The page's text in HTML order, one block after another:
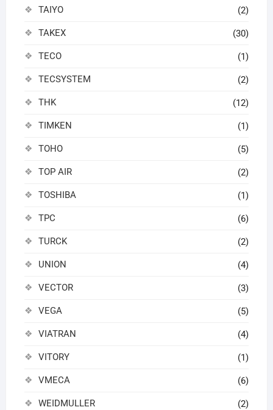
TAIYO (2)
TAKEX (30)
TECO (1)
TECSYSTEM (2)
THK (12)
TIMKEN (1)
TOHO (5)
TOP AIR (2)
TOSHIBA (1)
TPC (6)
TURCK (2)
UNION (4)
VECTOR (3)
VEGA (5)
VIATRAN (4)
VITORY (1)
VMECA (6)
WEIDMULLER (2)